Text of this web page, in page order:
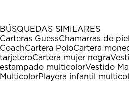
1
estrella
Esta
acción
abrirá
el
formulario
estrellas.
Esta
acción
abrirá
el
formulario
estrellas.
Esta
acción
abrirá
el
formulario
estrellas.
Esta
acción
abrirá
el
formulario
estrellas.
Esta
acción
abrirá
el
formulario
BÚSQUEDAS SIMILARES
Carteras GuessChamarras de
CoachCartera PoloCartera
tarjeteroCartera mujer negra
estampado multicolorVestido
MulticolorPlayera infantil